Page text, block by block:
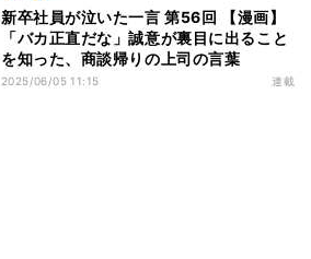
新卒社員が泣いた一言 第56回 【漫画】
「バカ正直だな」誠意が裏目に出ること
を知った、商談帰りの上司の言葉
2025/06/05 11:15 連載